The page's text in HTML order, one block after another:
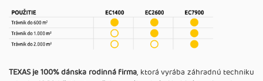
TEXAS je 100% dánska rodinná firma, ktorá vyrába záhradnú techniku